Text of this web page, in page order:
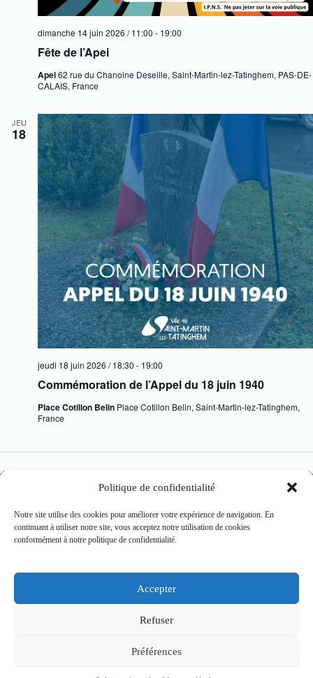
Politique de confidentialité
Notre site utilise des cookies pour améliorer votre expérience de navigation. En
continuant à utiliser notre site, vous acceptez notre utilisation de cookies
conformément à notre politique de confidentialité.
Accepter
Refuser
Préférences
Fête de l’Apei
dimanche 14 juin 2026 / 11:00 - 19:00
Apei62 rue du Chanoine Deseille, Saint-Martin-lez-Tatinghem, PAS-DE-
CALAIS, France
JEU
18
Commémoration de l’Appel du 18 juin 1940
jeudi 18 juin 2026 / 18:30 - 19:00
Place Cotillon Belin Place Cotillon Belin, Saint-Martin-lez-Tatinghem,
France
S’abonner au calendrier
Mairie de Saint-Martin-lez-Tatinghem
62505 Saint-Martin-lez-Tatinghem cedex